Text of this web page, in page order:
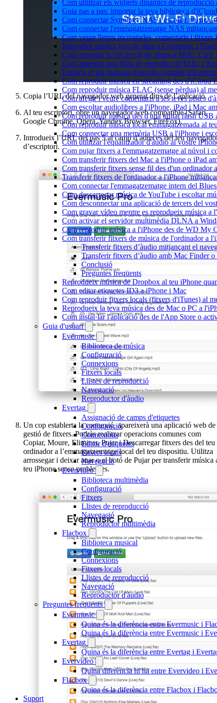
Com utilitzar els widgets dinàmics de
Guia pas a pas: importar la teva biblioteca
Com connectar Synology NAS i escoltar música
Com connectar l'emmagatzematge NAS
Com veure lletres incrustades, comentaris i
Reproduir música fora de línia a Evermusic i
Com exportar la col·lecció de pistes a M3U,
Com importar una llista de reproducció M3U a
Exporta el teu historial d'escolta complet
Com reproduir música en streaming des d'iCloud
Com reproduir música FLAC (sense pèrdua) al
Com afegir i veure comentaris a les teves pistes
Com escoltar audiolibres a l'iPhone, iPad i Mac
Com reproduir música des d'una unitat flash
Com reproduir música local emmagatzemada al
Com connectar una memòria USB a l'iPhone i
Com utilitzar l'equalitzador d'àudio al vostre
Com pujar fitxers a l'emmagatzematge al núvol i
Com transferir fitxers del Mac a l'iPhone o iPad
Com transferir fitxers sense fil des d'un ordinador
Transferir fitxers de l'ordinador a l'iPhone
Com connectar l'emmagatzematge intern del
Com descarregar música de YouTube i escoltar
Com desconnectar una aplicació de tercers del
Com gravar vídeo mentre es reprodueix música a
Com activar el servidor multimèdia DLNA a
Com reproduir música a l'iPhone des de WD My
Com transferir fitxers de música de l'ordinador a
Transferir fitxers d’àudio mitjançant el
Transferir fitxers d’àudio amb Mac Finder
Conclusió
Preguntes freqüents
Reprodueix música de Dropbox al teu iPhone
Com editar etiquetes ID3 a iPhone i Mac
Com reproduir fitxers locals (fitxers d'iTunes) al
Reprodueix la teva música des de Mac o PC a
Com instal·lar l'aplicació des de l'App Store o
Guia d'usuari
Evermusic
Biblioteca de música
Configuració
Connexions
Fitxers locals
Llistes de reproducció
Navegació
Reproductor d'àudio
Evertag
Assignació de camps d'etiquetes
Configuració
Connexions
Editor d'etiquetes
Fitxers locals
Navegació
Evervideo
Biblioteca multimèdia
Configuració
Fitxers
Llistes de reproducció
Navegació
Reproductor multimèdia
Flacbox
Biblioteca musical
Configuració
Connexions
Fitxers locals
Llistes de reproducció
Navegació
Reproductor d'àudio
Preguntes freqüents
Evermusic
Quina és la diferència entre Evermusic i
Quina és la diferència entre Evermusic i
Evertag
Quina és la diferència entre Evertag i
Evervideo
Quina diferència hi ha entre Evervideo i
Flacbox
Quina és la diferència entre Flacbox i
Suport
Copia l’URL del navegador web generat dins de l’aplicació.
Al teu escriptori, obre un navegador web compatible (Safari,
Google Chrome, Opera, Yandex Browser, FireFox).
Introdueix l’URL del pas 5 al camp d’adreces del teu
d’escriptori.
Un cop establerta la connexió, apareixerà una aplicació web de
gestió de fitxers. Podràs realitzar operacions comunes com
Copiar, Moure, Eliminar, Pujar i Descarregar fitxers des del teu
ordinador a l’emmagatzematge local del teu dispositiu. Utilitza
arrossegar i deixar anar o el botó de Pujar per transferir música
teu iPhone sense problemes.